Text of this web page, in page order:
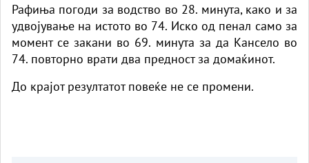
Рафиња погоди за водство во 28. минута, како и за
удвојување на истото во 74. Иско од пенал само за
момент се закани во 69. минута за да Кансело во
74. повторно врати два предност за домаќинот.
До крајот резултатот повеќе не се промени.